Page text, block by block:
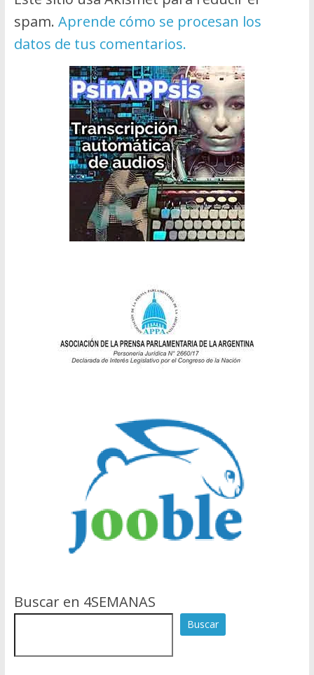
spam. Aprende cómo se procesan los
datos de tus comentarios.
Buscar en 4SEMANAS
Buscar